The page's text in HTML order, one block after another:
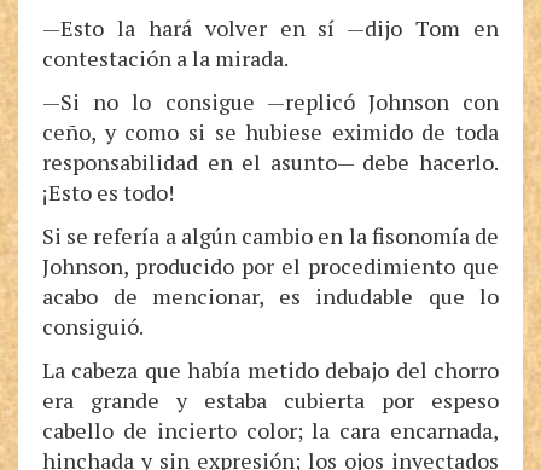
—Esto la hará volver en sí —dijo Tom en
contestación a la mirada.
—Si no lo consigue —replicó Johnson con
ceño, y como si se hubiese eximido de toda
responsabilidad en el asunto— debe hacerlo.
¡Esto es todo!
Si se refería a algún cambio en la fisonomía de
Johnson, producido por el procedimiento que
acabo de mencionar, es indudable que lo
consiguió.
La cabeza que había metido debajo del chorro
era grande y estaba cubierta por espeso
cabello de incierto color; la cara encarnada,
hinchada y sin expresión; los ojos inyectados